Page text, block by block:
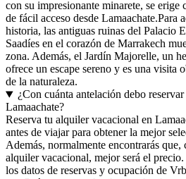
con su impresionante minarete, se erige
de fácil acceso desde Lamaachate.Para
historia, las antiguas ruinas del Palacio
Saadíes en el corazón de Marrakech
zona. Además, el Jardín Majorelle, un
ofrece un escape sereno y es una visita
de la naturaleza.
¿Con cuánta antelación debo
Lamaachate?
Reserva tu alquiler vacacional en
antes de viajar para obtener la mejor
Además, normalmente encontrarás que,
alquiler vacacional, mejor será el
los datos de reservas y ocupación de